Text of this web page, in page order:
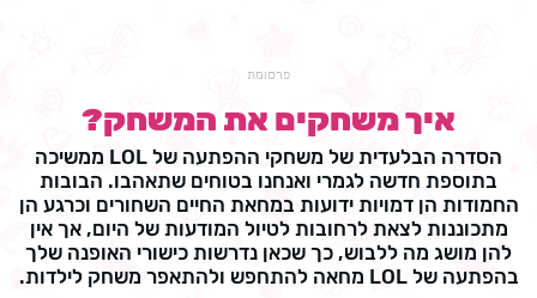
פרסומת
איך משחקים את המשחק?
הסדרה הבלעדית של משחקי ההפתעה של LOL ממשיכה
בתוספת חדשה לגמרי ואנחנו בטוחים שתאהבו. הבובות
החמודות הן דמויות ידועות במחאת החיים השחורים וכרגע הן
מתכוננות לצאת לרחובות לטיול המודעות של היום, אך אין
להן מושג מה ללבוש, כך שכאן נדרשות כישורי האופנה שלך
בהפתעה של LOL מחאה להתחפש ולהתאפר משחק לילדות.